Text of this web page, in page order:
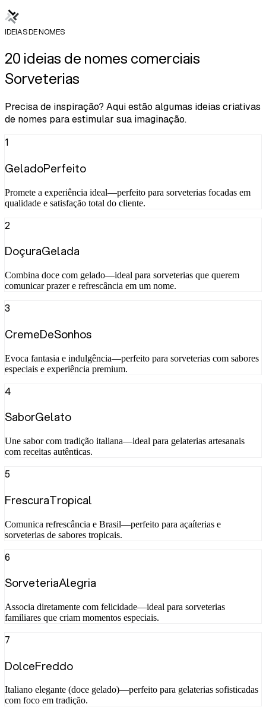
IDEIAS DE NOMES
20 ideias de nomes comerciais
Sorveterias
Precisa de inspiração? Aqui estão algumas ideias criativas
de nomes para estimular sua imaginação.
1
GeladoPerfeito
Promete a experiência ideal—perfeito para sorveterias focadas em
qualidade e satisfação total do cliente.
2
DoçuraGelada
Combina doce com gelado—ideal para sorveterias que querem
comunicar prazer e refrescância em um nome.
3
CremeDeSonhos
Evoca fantasia e indulgência—perfeito para sorveterias com sabores
especiais e experiência premium.
4
SaborGelato
Une sabor com tradição italiana—ideal para gelaterias artesanais
com receitas autênticas.
5
FrescuraTropical
Comunica refrescância e Brasil—perfeito para açaíterias e
sorveterias de sabores tropicais.
6
SorveteriaAlegria
Associa diretamente com felicidade—ideal para sorveterias
familiares que criam momentos especiais.
7
DolceFreddo
Italiano elegante (doce gelado)—perfeito para gelaterias sofisticadas
com foco em tradição.